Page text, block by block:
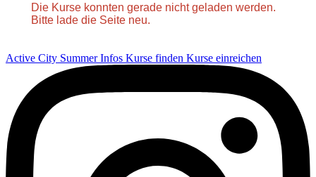
Die Kurse konnten gerade nicht geladen werden.
Bitte lade die Seite neu.
Active City SummerInfos Kurse finden Kurse einreichen